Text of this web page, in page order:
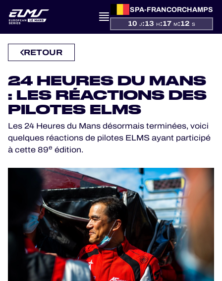
SPA-FRANCORCHAMPS
10 J:13 H:17 M:11 S
PRÉSENTATION
SAISON
CLASSEMENTS
RÉSULTATS
PARTICIPANTS
JEU OFFICIEL
HOSPITALITY
BILLETTERIE
RETOUR
24 HEURES DU MANS
: LES RÉACTIONS DES
PILOTES ELMS
Les 24 Heures du Mans désormais terminées, voici
quelques réactions de pilotes ELMS ayant participé
à cette 89e édition.